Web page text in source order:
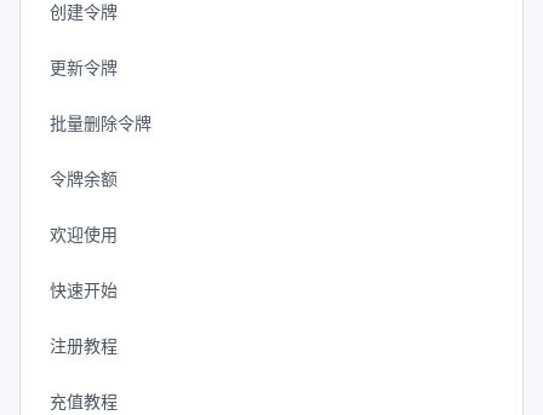
创建令牌
更新令牌
批量删除令牌
令牌余额
欢迎使用
快速开始
注册教程
充值教程